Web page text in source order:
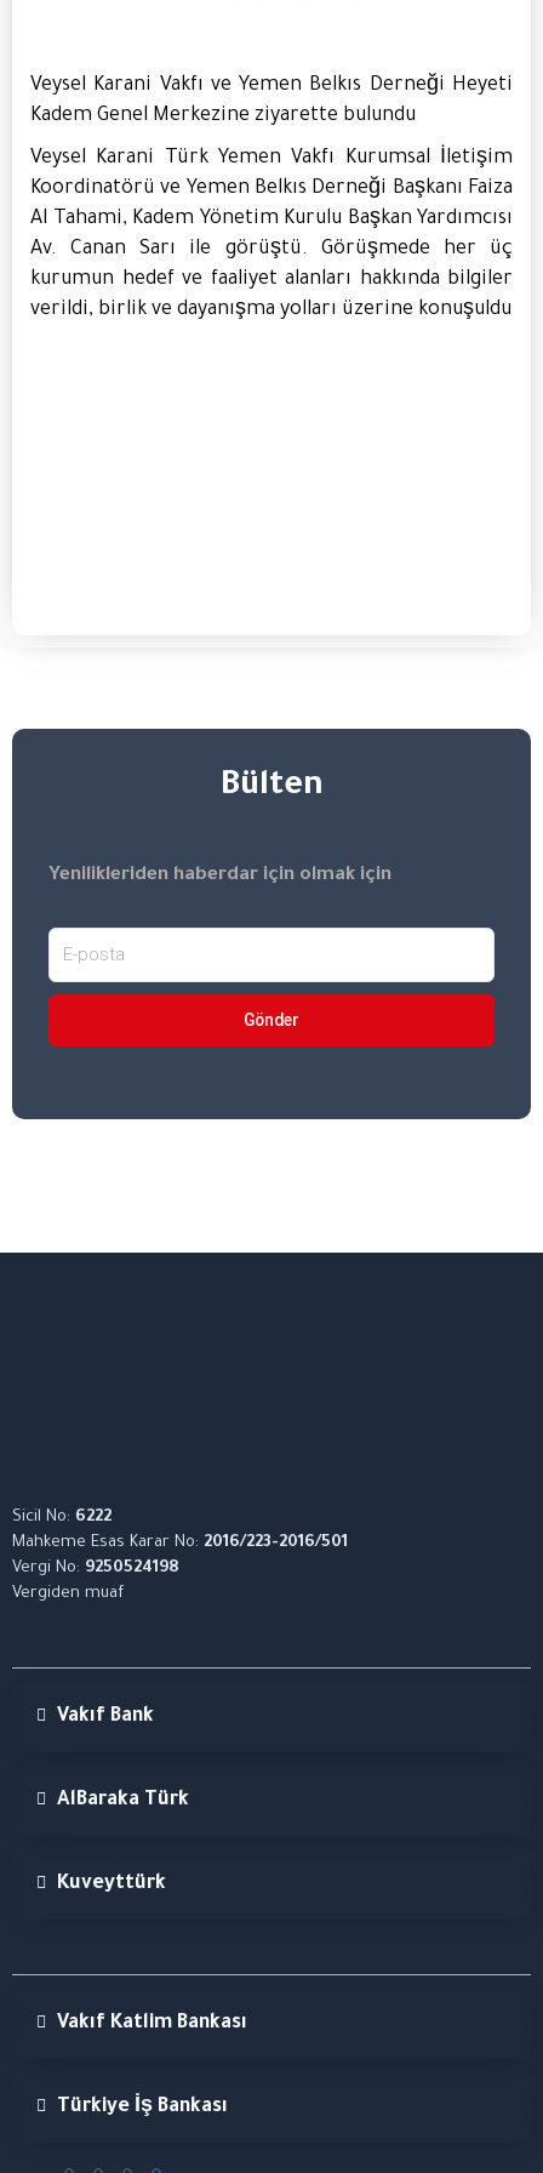
Veysel Karani Vakfı ve Yemen Belkıs Derneği Heyeti
Kadem Genel Merkezine ziyarette bulundu
Veysel Karani Türk Yemen Vakfı Kurumsal İletişim
Koordinatörü ve Yemen Belkıs Derneği Başkanı Faiza
Al Tahami, Kadem Yönetim Kurulu Başkan Yardımcısı
Av. Canan Sarı ile görüştü. Görüşmede her üç
kurumun hedef ve faaliyet alanları hakkında bilgiler
verildi, birlik ve dayanışma yolları üzerine konuşuldu
Bülten​
Yenilikleriden haberdar için olmak için
Gönder
Sicil No: 6222
Mahkeme Esas Karar No: 2016/223-2016/501
Vergi No: 9250524198
Vergiden muaf
Vakıf Bank
AlBaraka Türk
Kuveyttürk
Vakıf Katlim Bankası
Türkiye İş Bankası